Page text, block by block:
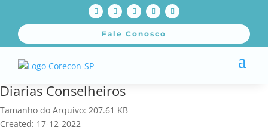
Fale Conosco
Diarias Conselheiros
Tamanho do Arquivo: 207.61 KB
Created: 17-12-2022